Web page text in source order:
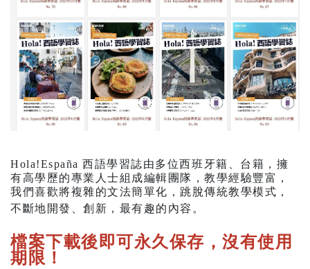
Hola!España 西語學習誌由多位西班牙籍、台籍，擁
有高學歷的專業人士組成編輯團隊，教學經驗豐富，
我們喜歡將複雜的文法簡單化，跳脫傳統教學模式，
不斷地開發、創新，最有趣的內容。
檔案下載後即可永久保存，沒有使用
期限！